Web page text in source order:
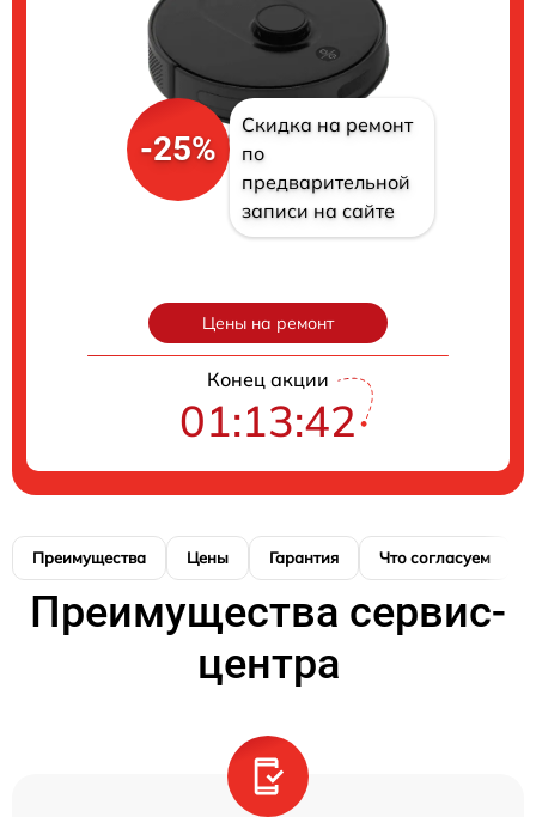
-25%
Скидка на ремонт
по
предварительной
записи на сайте
Цены на ремонт
Конец акции
01:13:41
Преимущества Цены Гарантия Что согласуем
Преимущества сервис-
центра